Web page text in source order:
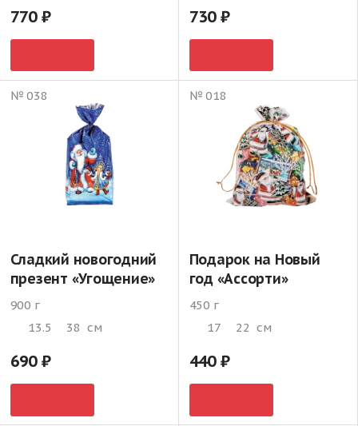
770 730
№ 038
Сладкий новогодний
презент «Угощение»
900 г
13.5
38 см
690
№ 018
Подарок на Новый
год «Ассорти»
450 г
17
22 см
440